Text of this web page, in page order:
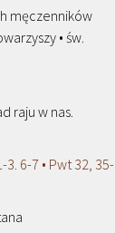
męczenników
• św.
raju w nas.
3. 6-7 • Pwt 32, 35-